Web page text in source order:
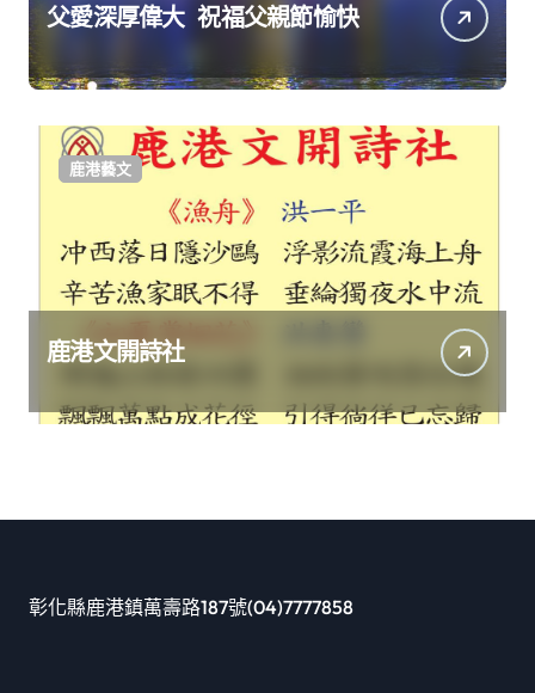
父愛深厚偉大 祝福父親節愉快
鹿港藝文
鹿港文開詩社
彰化縣鹿港鎮萬壽路187號(04)7777858